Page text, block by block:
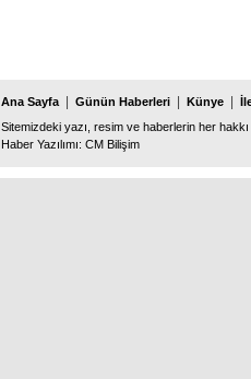
Ana Sayfa Günün Haberleri Künye
Sitemizdeki yazı, resim ve haberlerin her
Haber Yazılımı: CM Bilişim